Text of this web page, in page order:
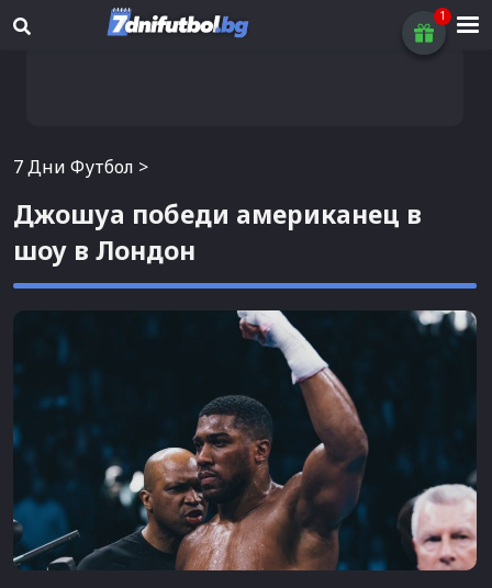
7 Дни Футбол >
Джошуа победи американец в
шоу в Лондон